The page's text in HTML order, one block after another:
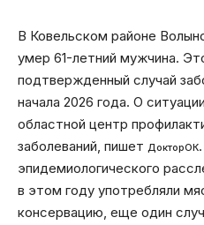
В Ковельском районе
умер 61-летний мужчина.
подтвержденный случай
начала 2026 года. О
областной центр
заболеваний, пишет ДокторОК
эпидемиологического
в этом году употребляли
консервацию, еще один